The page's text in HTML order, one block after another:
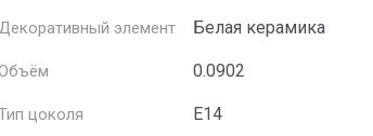
элемент Белая керамика
0.0902
цоколя E14